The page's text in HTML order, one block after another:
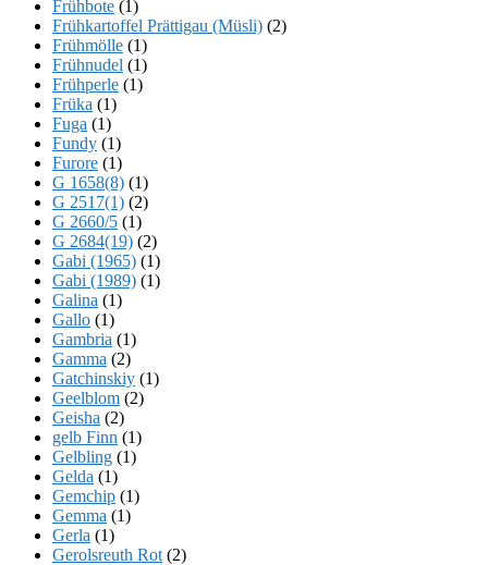
Frühbote (1)
Frühkartoffel Prättigau (Müsli) (2)
Frühmölle (1)
Frühnudel (1)
Frühperle (1)
Früka (1)
Fuga (1)
Fundy (1)
Furore (1)
G 1658(8) (1)
G 2517(1) (2)
G 2660/5 (1)
G 2684(19) (2)
Gabi (1965) (1)
Gabi (1989) (1)
Galina (1)
Gallo (1)
Gambria (1)
Gamma (2)
Gatchinskiy (1)
Geelblom (2)
Geisha (2)
gelb Finn (1)
Gelbling (1)
Gelda (1)
Gemchip (1)
Gemma (1)
Gerla (1)
Gerolsreuth Rot (2)